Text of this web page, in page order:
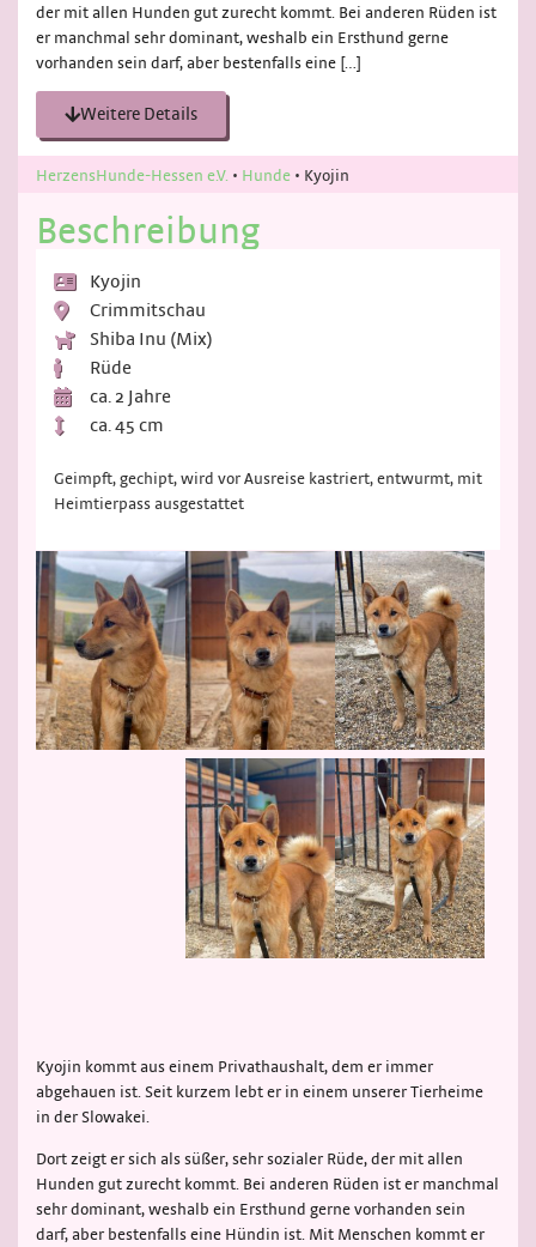
der mit allen Hunden gut zurecht kommt. Bei anderen Rüden ist
er manchmal sehr dominant, weshalb ein Ersthund gerne
vorhanden sein darf, aber bestenfalls eine […]
Weitere Details
HerzensHunde-Hessen e.V. • Hunde • Kyojin
Beschreibung
Kyojin
Crimmitschau
Shiba Inu (Mix)
Rüde
ca. 2 Jahre
ca. 45 cm
Geimpft, gechipt, wird vor Ausreise kastriert, entwurmt, mit
Heimtierpass ausgestattet
Kyojin kommt aus einem Privathaushalt, dem er immer
abgehauen ist. Seit kurzem lebt er in einem unserer Tierheime
in der Slowakei.
Dort zeigt er sich als süßer, sehr sozialer Rüde, der mit allen
Hunden gut zurecht kommt. Bei anderen Rüden ist er manchmal
sehr dominant, weshalb ein Ersthund gerne vorhanden sein
darf, aber bestenfalls eine Hündin ist. Mit Menschen kommt er